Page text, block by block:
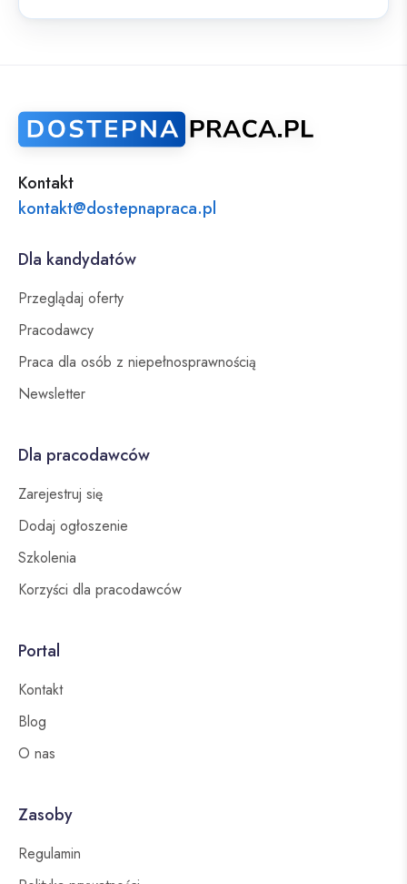
Kontakt
kontakt@dostepnapraca.pl
Dla kandydatów
Przeglądaj oferty
Pracodawcy
Praca dla osób z niepełnosprawnością
Newsletter
Dla pracodawców
Zarejestruj się
Dodaj ogłoszenie
Szkolenia
Korzyści dla pracodawców
Portal
Kontakt
Blog
O nas
Zasoby
Regulamin